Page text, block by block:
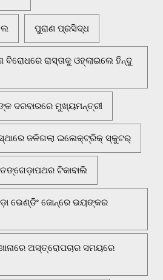
ପୁରାଣ ପ୍ରସିଦ୍ଧ
ବିରୋଧରେ ରାସ୍ତାକୁ ଓହ୍ଲାଇଲେ ହିନ୍ଦୁ
ଦରବାରରେ ମୁଖ୍ୟମନ୍ତ୍ରୀ
ଜଳିଗଲା ଇଲେକ୍ଟ୍ରିକ୍ ସ୍କୁଟର୍
ଟିକାବାଲି
ଭେଣ୍ଡିଂ ଜୋନ୍‌ରେ ଭୟଙ୍କର
ଅସ୍ତ୍ରୋପଚାର ସମୟରେ